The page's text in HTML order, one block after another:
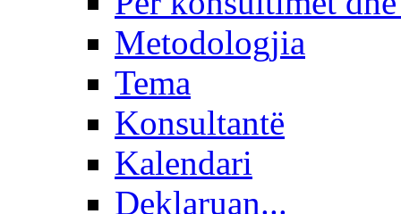
Metodologjia
Tema
Konsultantë
Kalendari
Deklaruan...